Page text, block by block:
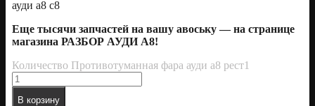
ауди а8 с8
Еще тысячи запчастей на вашу авоську — на странице
магазина РАЗБОР АУДИ А8!
Количество Противотуманная фара ауди а8 рест1
В корзину